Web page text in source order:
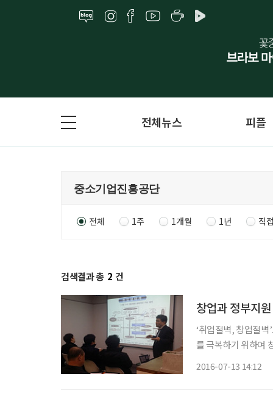
전체뉴스 피플
전체 1주 1개월 1년 직
검색결과 총 2 건
창업과 정부지
‘취업절벽, 창업절벽
를 극복하기 위하여
2016-07-13 14:12